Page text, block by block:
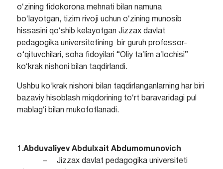
oʻzining fidokorona mehnati bilan namuna
boʻlayotgan, tizim rivoji uchun oʻzining munosib
hissasini qoʻshib kelayotgan Jizzax davlat
pedagogika universitetining bir guruh professor-
o‘qituvchilari, soha fidoyilari “Oliy taʼlim aʼlochisi”
koʻkrak nishoni bilan taqdirlandi.
Ushbu koʻkrak nishoni bilan taqdirlanganlarning har biri
bazaviy hisoblash miqdorining toʻrt baravaridagi pul
mablagʻi bilan mukofotlanadi.
1.Abduvaliyev Abdulxait Abdumomunovich
– Jizzax davlat pedagogika universiteti